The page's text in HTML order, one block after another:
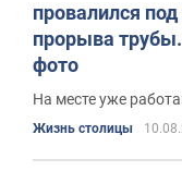
провалился
прорыва
фото
На месте уже
Жизнь столицы